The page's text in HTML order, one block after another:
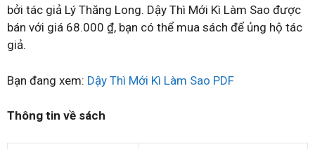
bởi tác giả Lý Thăng Long. Dậy Thì Mới Kì Làm Sao được
bán với giá 68.000 ₫, bạn có thể mua sách để ủng hộ tác
giả.
Bạn đang xem: Dậy Thì Mới Kì Làm Sao PDF
Thông tin về sách